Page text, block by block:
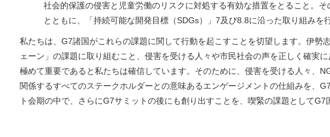
社会的保護の侵害と児童労働のリスクに対処する有効な措置をとること。
とともに、「持続可能な開発目標（SDGs）」7及び8.8に沿った取り組みを
私たちは、G7諸国がこれらの課題に関して行動を起こすことを切望します。伊勢
ェーン」の課題に取り組むこと、侵害を受ける人々や市民社会の声を正しく確実
極めて重要であると私たちは確信しています。そのために、侵害を受ける人々、
関係するすべてのステークホルダーとの意味あるエンゲージメントの仕組みを、
ト会期の中で、さらにG7サミットの後にも創り出すことを、喫緊の課題としてG7